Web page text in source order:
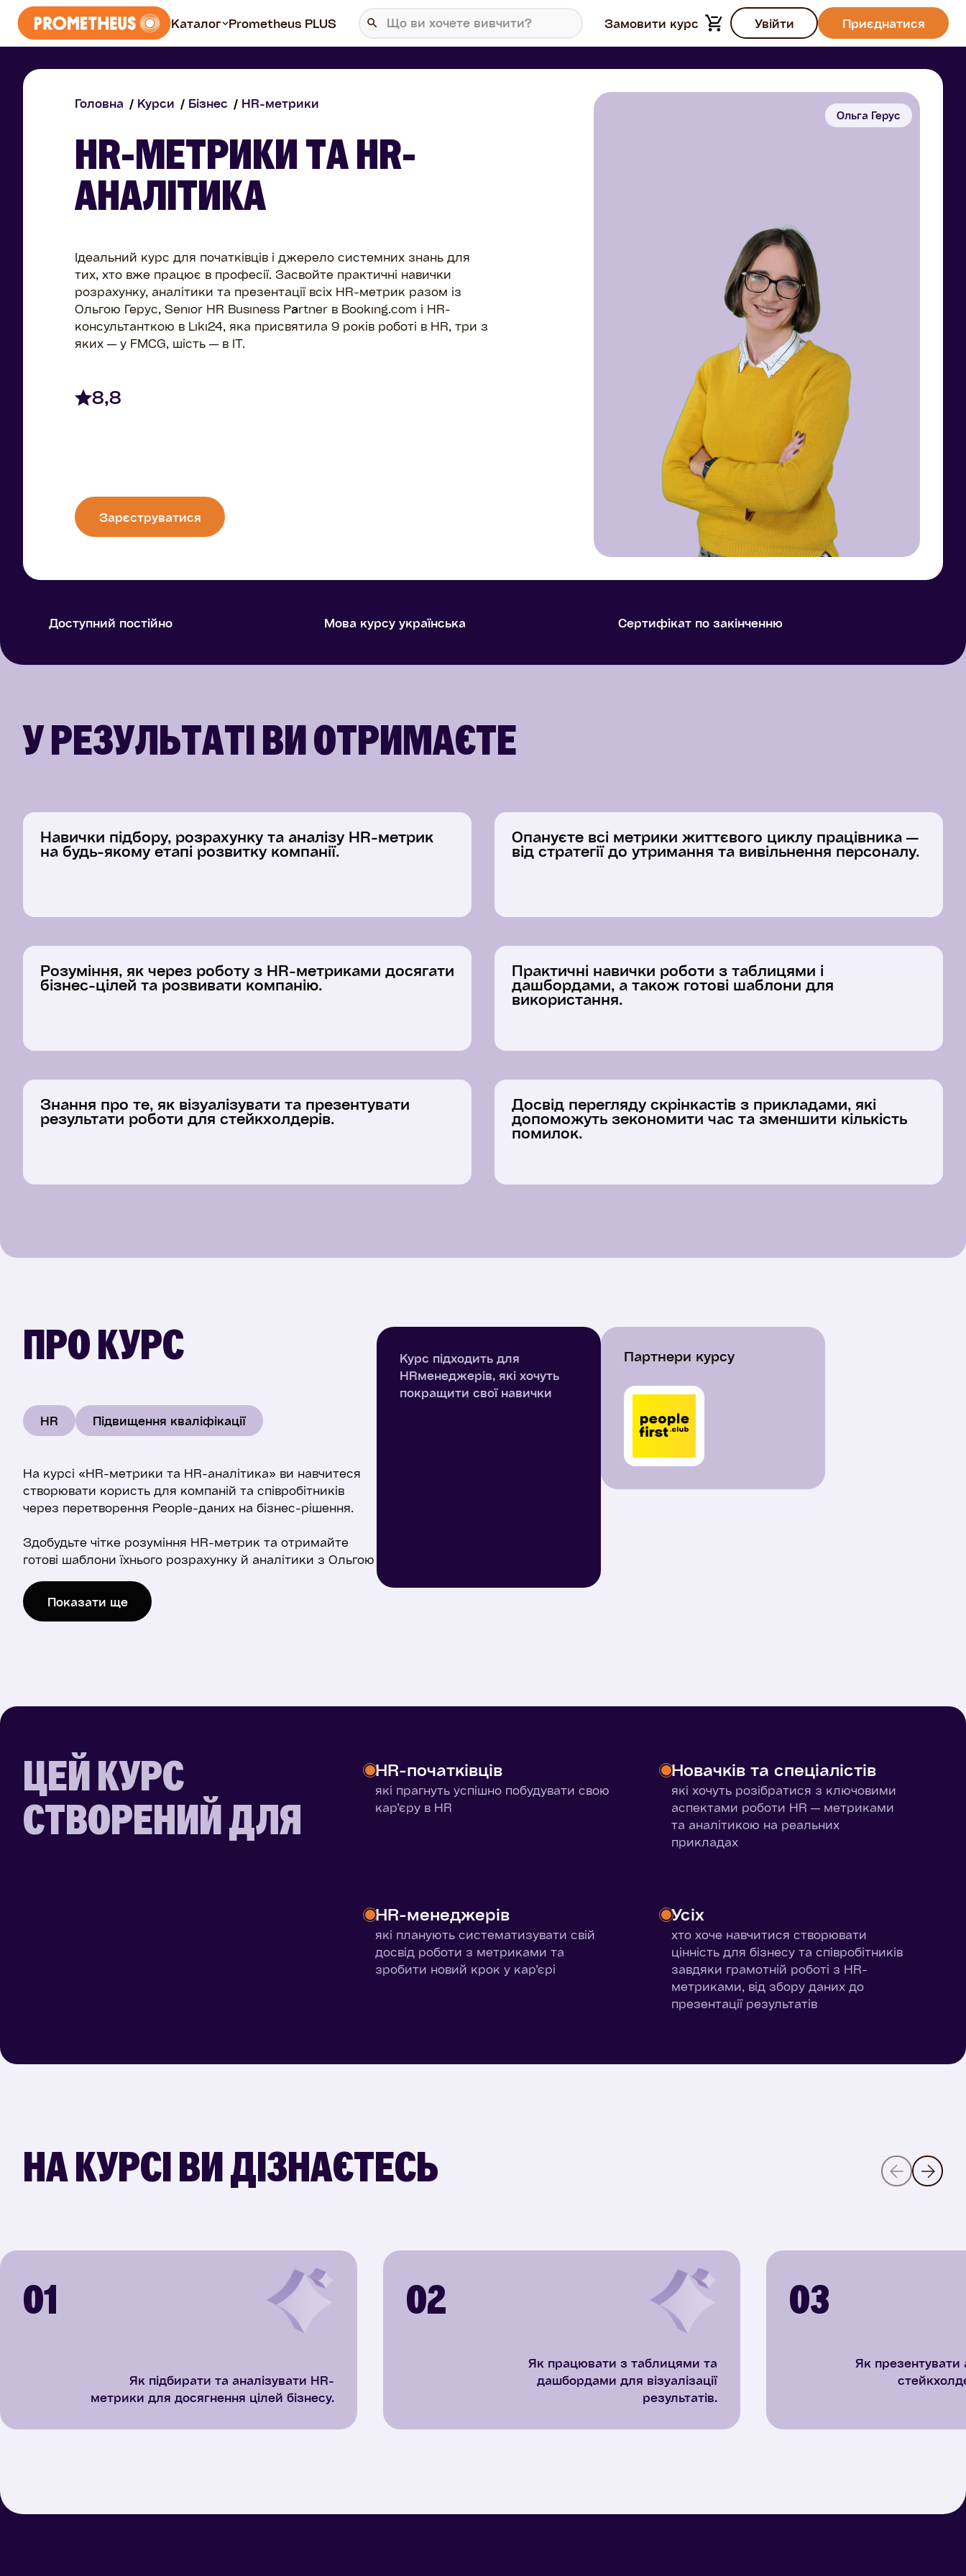
Каталог
Безплатні
Prometheus PLUS
Prometheus PLUS Замовити курс Увійти Приєднатися
Головна Курси Бізнес HR-метрики
HR-МЕТРИКИ ТА HR-
АНАЛІТИКА
Ідеальний курс для початківців і джерело системних знань для
тих, хто вже працює в професії. Засвойте практичні навички
розрахунку, аналітики та презентації всіх HR-метрик разом із
Ольгою Герус, Senior HR Business Partner в Booking.com і HR-
консультанткою в Liki24, яка присвятила 9 років роботі в HR, три з
яких — у FMCG, шість — в ІТ.
8,8
Зарєструватися
Ольга Герус
Доступний постійно Мова курсу українська Сертифікат по закінченню
У РЕЗУЛЬТАТІ ВИ ОТРИМАЄТЕ
Навички підбору, розрахунку та аналізу HR-метрик
на будь-якому етапі розвитку компанії.
Опануєте всі метрики життєвого циклу працівника —
від стратегії до утримання та вивільнення персоналу.
Розуміння, як через роботу з HR-метриками досягати
бізнес-цілей та розвивати компанію.
Практичні навички роботи з таблицями і
дашбордами, а також готові шаблони для
використання.
Знання про те, як візуалізувати та презентувати
результати роботи для стейкхолдерів.
Досвід перегляду скрінкастів з прикладами, які
допоможуть зекономити час та зменшити кількість
помилок.
ПРО КУРС
HR Підвищення кваліфікації
На курсі «HR-метрики та HR-аналітика» ви навчитеся
створювати користь для компаній та співробітників
через перетворення People-даних на бізнес-рішення.
Здобудьте чітке розуміння HR-метрик та отримайте
готові шаблони їхнього розрахунку й аналітики з Ольгою
консультантом, сертифікованим коучем та викладачем
курсів.
Показати ще
Курс підходить для
HRменеджерів, які хочуть
покращити свої навички
Партнери курсу
ЦЕЙ КУРС
СТВОРЕНИЙ ДЛЯ
HR-початківців
які прагнуть успішно побудувати свою
кар’єру в HR
Новачків та спеціалістів
які хочуть розібратися з ключовими
аспектами роботи HR — метриками
та аналітикою на реальних
прикладах
HR-менеджерів
які планують систематизувати свій
досвід роботи з метриками та
зробити новий крок у кар’єрі
Усіх
хто хоче навчитися створювати
цінність для бізнесу та співробітників
завдяки грамотній роботі з HR-
метриками, від збору даних до
презентації результатів
НА КУРСІ ВИ ДІЗНАЄТЕСЬ
01
Як підбирати та аналізувати HR-
метрики для досягнення цілей бізнесу.
02
Як працювати з таблицями та
дашбордами для візуалізації
результатів.
03
Як презентувати